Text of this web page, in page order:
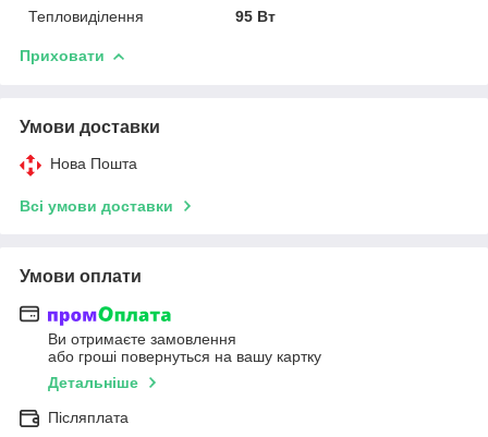
Тепловиділення
95 Вт
Приховати
Умови доставки
Нова Пошта
Всі умови доставки
Умови оплати
Ви отримаєте замовлення
або гроші повернуться на вашу картку
Детальніше
Післяплата